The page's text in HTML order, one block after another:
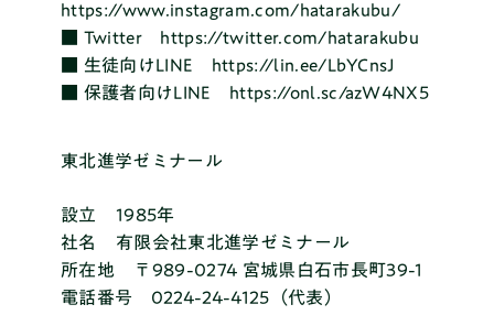
https://www.instagram.com/hatarakubu/
■ Twitter https://twitter.com/hatarakubu
■ 生徒向けLINE https://lin.ee/LbYCnsJ
■ 保護者向けLINE https://onl.sc/azW4NX5
東北進学ゼミナール
設立 1985年
社名 有限会社東北進学ゼミナール
所在地 〒989-0274 宮城県白石市長町39-1
電話番号 0224-24-4125（代表）